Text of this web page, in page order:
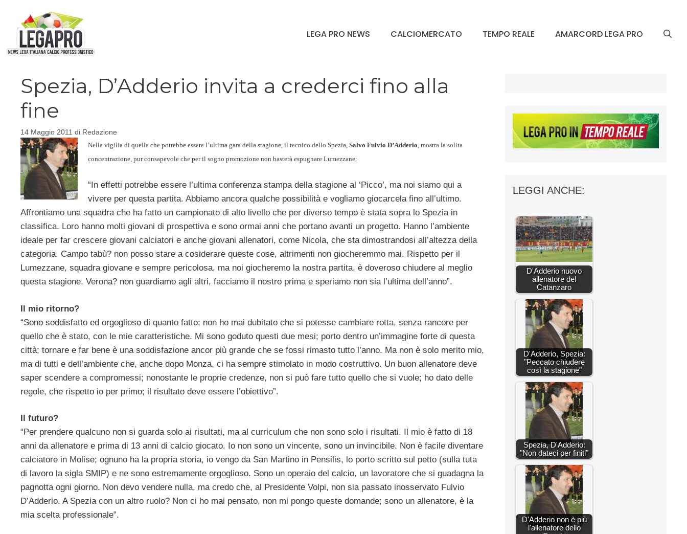
contenuto
LEGA PRO NEWS CALCIOMERCATO TEMPO REALE AMARCORD LEGA PRO
Spezia, D’Adderio invita a crederci fino alla
fine
14 Maggio 2011 di Redazione
Nella vigilia di quella che potrebbe essere l’ultima gara della stagione, il tecnico dello Spezia, Salvo Fulvio D’Adderio , mostra la solita
concentrazione, pur consapevole che per il sogno promozione non basterà espugnare Lumezzane:
“In effetti potrebbe essere l’ultima conferenza stampa della stagione al ‘Picco’, ma noi siamo qui a
vivere per questa partita. Abbiamo ancora qualche possibilità e vogliamo giocarcela fino all’ultimo.
Affrontiamo una squadra che ha fatto un campionato di alto livello che per diverso tempo è stata sopra lo Spezia in
classifica. Loro hanno molti giovani di prospettiva e sono ormai anni che portano avanti un progetto. Hanno l’ambiente
ideale per far crescere giovani calciatori e anche giovani allenatori, come Nicola, che sta dimostrandosi all’altezza della
categoria. Campo tabù? non posso stare a cosiderare queste cose, altrimenti non giocheremmo mai. Rispetto per il
Lumezzane, squadra giovane e sempre pericolosa, ma noi giocheremo la nostra partita, è doveroso chiudere al meglio
questa stagione. Verona? non guardiamo agli altri, facciamo il nostro prima e speriamo non sia l’ultima dell’anno”.
Il mio ritorno?
“Sono soddisfatto ed orgoglioso di quanto fatto; non ho mai dubitato che si potesse cambiare rotta, senza rancore per
quello che è stato, con le mie caratteristiche. Mi sono goduto questi due mesi; porto dentro un’immagine forte di questa
città; tornare e far bene è una soddisfazione ancor più grande che se fossi rimasto tutto l’anno. Ma non è solo merito mio,
ma di tutti e dell’ambiente che, anche dopo Monza, ci ha sempre stimolato in modo costruttivo. Un buon allenatore deve
saper scendere a compromessi; nonostante le proprie credenze, non si può fare tutto quello che si vuole; ho dato delle
regole, che rispetto io per primo; il risultato deve essere l’obiettivo”.
Il futuro?
“Per prendere qualcuno non si guarda solo ai risultati, ma al curriculum che non sono solo i risultati. Il mio è fatto di 18
anni da allenatore e prima di 13 anni di calcio giocato. Io non sono un vincente, sono un invincibile. Non è facile diventare
calciatore in Molise; ognuno ha la propria storia, io vengo da San Martino in Pensilis, lo porto scritto sul petto (sulla tuta
di lavoro la sigla SMIP) e ne sono estremamente orgoglioso. Sono un operaio del calcio, un lavoratore che si guadagna la
pagnotta ogni giorno. Non devo vendere nulla, ma credo che, al Presidente Volpi, non sia passato inosservato Fulvio
D’Adderio. A Spezia con un altro ruolo? Non ci ho mai pensato, non mi pongo queste domande; sono un allenatore, è la
mia scelta professionale”.
LEGGI ANCHE:
D'Adderio nuovo
allenatore del
Catanzaro
D'Adderio, Spezia:
"Peccato chiudere
così la stagione"
Spezia, D'Adderio:
"Non dateci per finiti"
D'Adderio non è più
l'allenatore dello